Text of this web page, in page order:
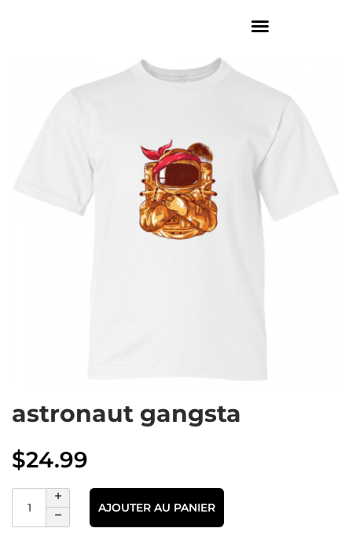
astronaut gangsta
$24.99
AJOUTER AU PANIER